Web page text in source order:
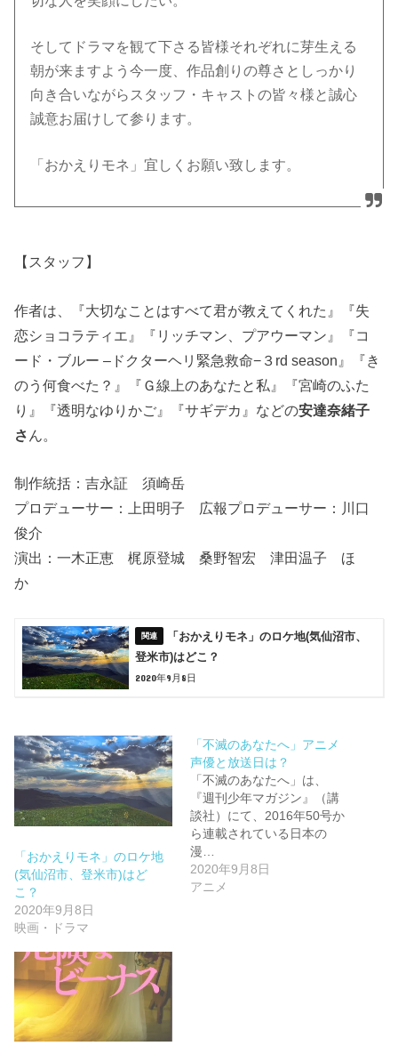
そしてドラマを観て下さる皆様それぞれに芽生える
朝が来ますよう今一度、作品創りの尊さとしっかり
向き合いながらスタッフ・キャストの皆々様と誠心
誠意お届けして参ります。
「おかえりモネ」宜しくお願い致します。
【スタッフ】
作者は、『大切なことはすべて君が教えてくれた』『失
恋ショコラティエ』『リッチマン、プアウーマン』『コ
ード・ブルー –ドクターヘリ緊急救命−３rd season』『き
のう何食べた？』『Ｇ線上のあなたと私』『宮崎のふた
り』『透明なゆりかご』『サギデカ』などの安達奈緒子
さ ん。
制作統括：吉永証 須崎岳
プロデューサー：上田明子 広報プロデューサー：川口
俊介
演出：一木正恵 梶原登城 桑野智宏 津田温子 ほ
か
「おかえりモネ」のロケ地(気仙沼市、
登米市)はどこ？
2020年9月8日
「おかえりモネ」のロケ地
(気仙沼市、登米市)はど
こ？
2020年9月8日
映画・ドラマ
「不滅のあなたへ」アニメ
声優と放送日は？
「不滅のあなたへ」は、
『週刊少年マガジン』（講
談社）にて、2016年50号か
ら連載されている日本の
漫…
2020年9月8日
アニメ